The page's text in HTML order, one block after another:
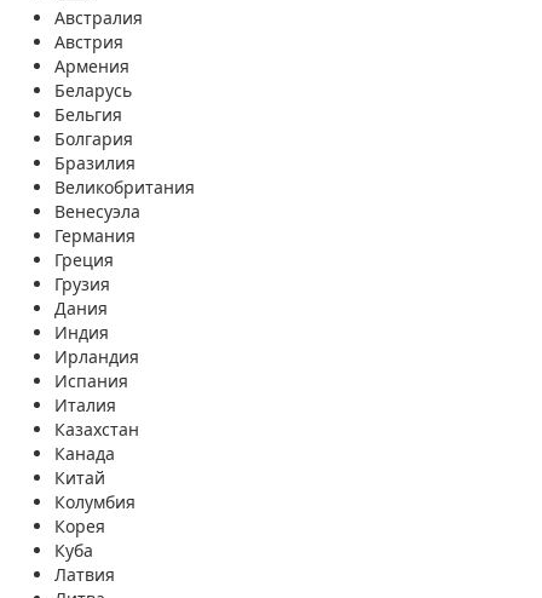
Австралия
Австрия
Армения
Беларусь
Бельгия
Болгария
Бразилия
Великобритания
Венесуэла
Германия
Греция
Грузия
Дания
Индия
Ирландия
Испания
Италия
Казахстан
Канада
Китай
Колумбия
Корея
Куба
Латвия